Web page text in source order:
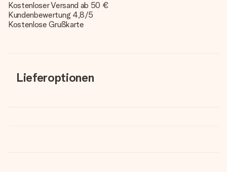
Kostenloser Versand ab 50 €
Kundenbewertung 4,8/5
Kostenlose Grußkarte
Lieferoptionen